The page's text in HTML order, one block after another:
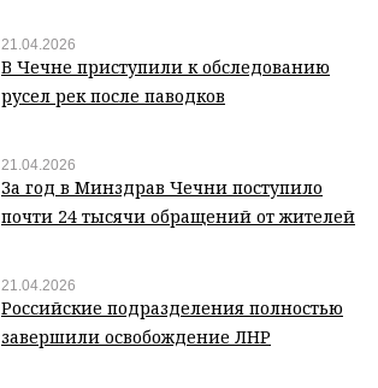
21.04.2026
В Чечне приступили к обследованию
русел рек после паводков
21.04.2026
За год в Минздрав Чечни поступило
почти 24 тысячи обращений от жителей
21.04.2026
Российские подразделения полностью
завершили освобождение ЛНР